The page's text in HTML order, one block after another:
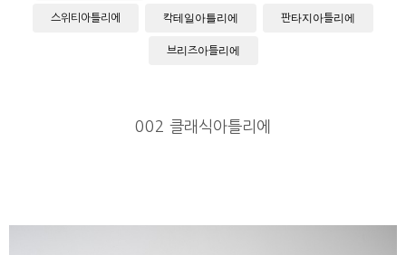
Wedding Bouquet
스위티아틀리에 칵테일아틀리에 판타지아틀리에
브리즈아틀리에
002 클래식아틀리에